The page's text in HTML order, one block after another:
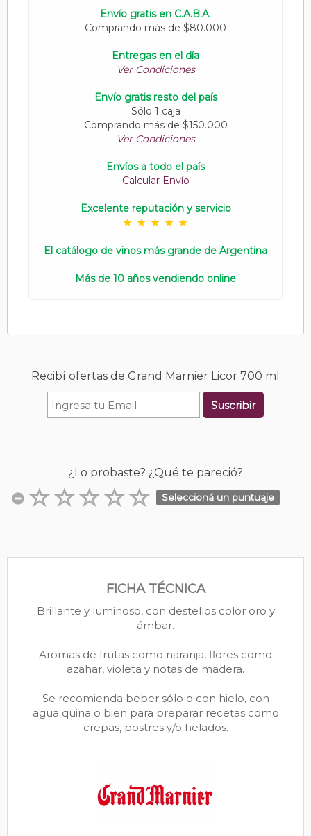
Envío gratis en C.A.B.A.
Comprando más de $80.000
Entregas en el día
Ver Condiciones
Envío gratis resto del país
Sólo 1 caja
Comprando más de $150.000
Ver Condiciones
Envíos a todo el país
Calcular Envío
Excelente reputación y servicio
El catálogo de vinos más grande de Argentina
Más de 10 años vendiendo online
Recibí ofertas de Grand Marnier Licor 700 ml
Suscribir
¿Lo probaste? ¿Qué te pareció?
Seleccioná un puntuaje
FICHA TÉCNICA
Brillante y luminoso, con destellos color oro y
ámbar.
Aromas de frutas como naranja, flores como
azahar, violeta y notas de madera.
Se recomienda beber sólo o con hielo, con
agua quina o bien para preparar recetas como
crepas, postres y/o helados.